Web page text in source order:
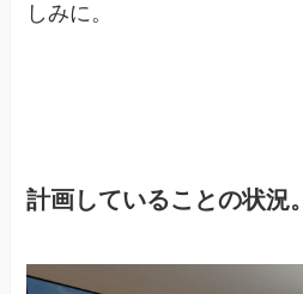
しみに。
計画していることの状況。